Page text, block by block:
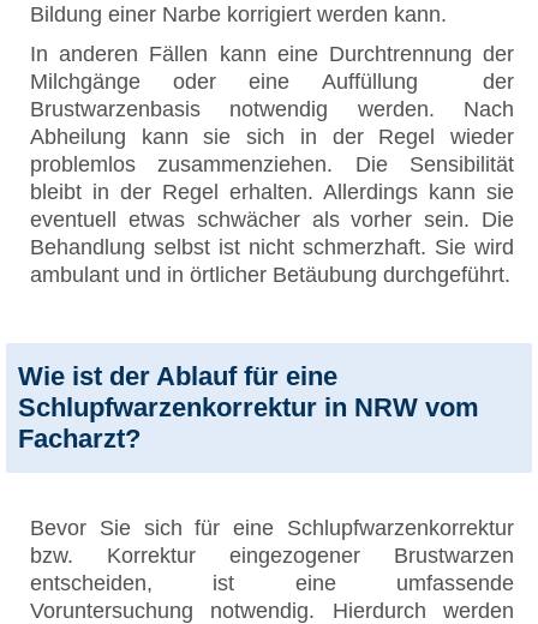
Bildung einer Narbe korrigiert werden kann.
In anderen Fällen kann eine Durchtrennung der
Milchgänge oder eine Auffüllung der
Brustwarzenbasis notwendig werden. Nach
Abheilung kann sie sich in der Regel wieder
problemlos zusammenziehen. Die Sensibilität
bleibt in der Regel erhalten. Allerdings kann sie
eventuell etwas schwächer als vorher sein. Die
Behandlung selbst ist nicht schmerzhaft. Sie wird
ambulant und in örtlicher Betäubung durchgeführt.
Wie ist der Ablauf für eine
Schlupfwarzenkorrektur in NRW vom
Facharzt?
Bevor Sie sich für eine Schlupfwarzenkorrektur
bzw. Korrektur eingezogener Brustwarzen
entscheiden, ist eine umfassende
Voruntersuchung notwendig. Hierdurch werden